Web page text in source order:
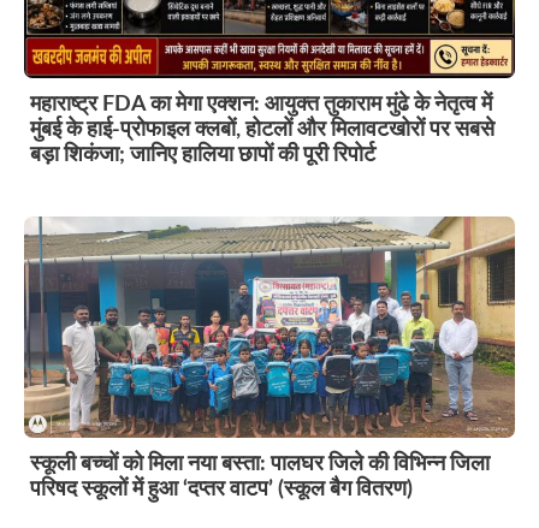
महाराष्ट्र FDA का मेगा एक्शन: आयुक्त तुकाराम मुंढे के नेतृत्व में
मुंबई के हाई-प्रोफाइल क्लबों, होटलों और मिलावटखोरों पर सबसे
बड़ा शिकंजा; जानिए हालिया छापों की पूरी रिपोर्ट
स्कूली बच्चों को मिला नया बस्ता: पालघर जिले की विभिन्न जिला
परिषद स्कूलों में हुआ ‘दप्तर वाटप’ (स्कूल बैग वितरण)